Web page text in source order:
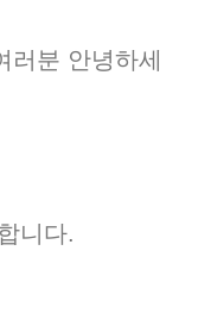
러분 안녕하세
니다.